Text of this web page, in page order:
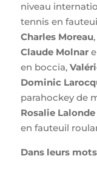
niveau
tennis en
Charles Moreau,
Claude Molnar
en boccia,
Dominic
parahockey de
Rosalie Lalonde
en fauteuil
Dans leurs